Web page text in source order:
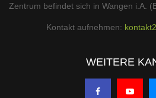
Zentrum befindet sich in Wangen i.A.
Kontakt aufnehmen:
WEITERE